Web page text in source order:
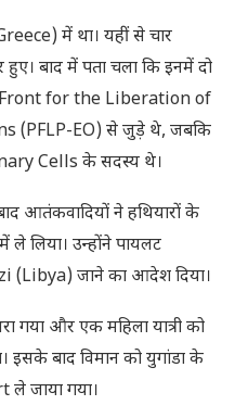
में था। यहीं से चार
बाद में पता चला कि इनमें दो
Front for the Liberation of
(PFLP-EO) से जुड़े थे, जबकि
Cells के सदस्य थे।
आतंकवादियों ने हथियारों के
ले लिया। उन्होंने पायलट
(Libya) जाने का आदेश दिया।
गया और एक महिला यात्री को
इसके बाद विमान को युगांडा के
जाया गया।